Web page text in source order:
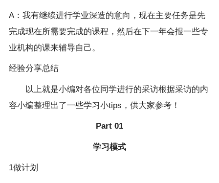
A：我有继续进行学业深造的意向，现在主要任务是先
完成现在所需要完成的课程，然后在下一年会报一些专
业机构的课来辅导自己。
经验分享总结
以上就是小编对各位同学进行的采访根据采访的内
容小编整理出了一些学习小tips，供大家参考！
Part 01
学习模式
1做计划